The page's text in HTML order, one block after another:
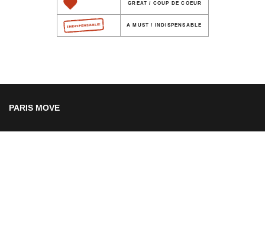
GREAT / COUP DE COEUR
A MUST / INDISPENSABLE
PARIS MOVE